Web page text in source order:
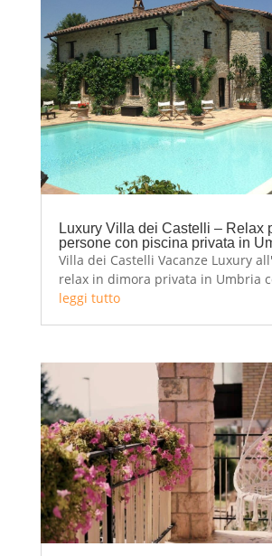
Luxury Villa dei Castelli – Relax
persone con piscina privata in
Villa dei Castelli Vacanze Luxury
relax in dimora privata in Umbria
6 camere e 6 bagni per un totale di
leggi tutto